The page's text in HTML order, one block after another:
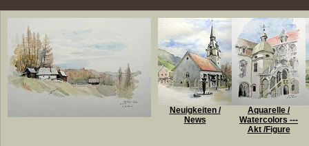
Neuigkeiten /
News
Aquarelle /
Watercolors ---
Akt /Figure